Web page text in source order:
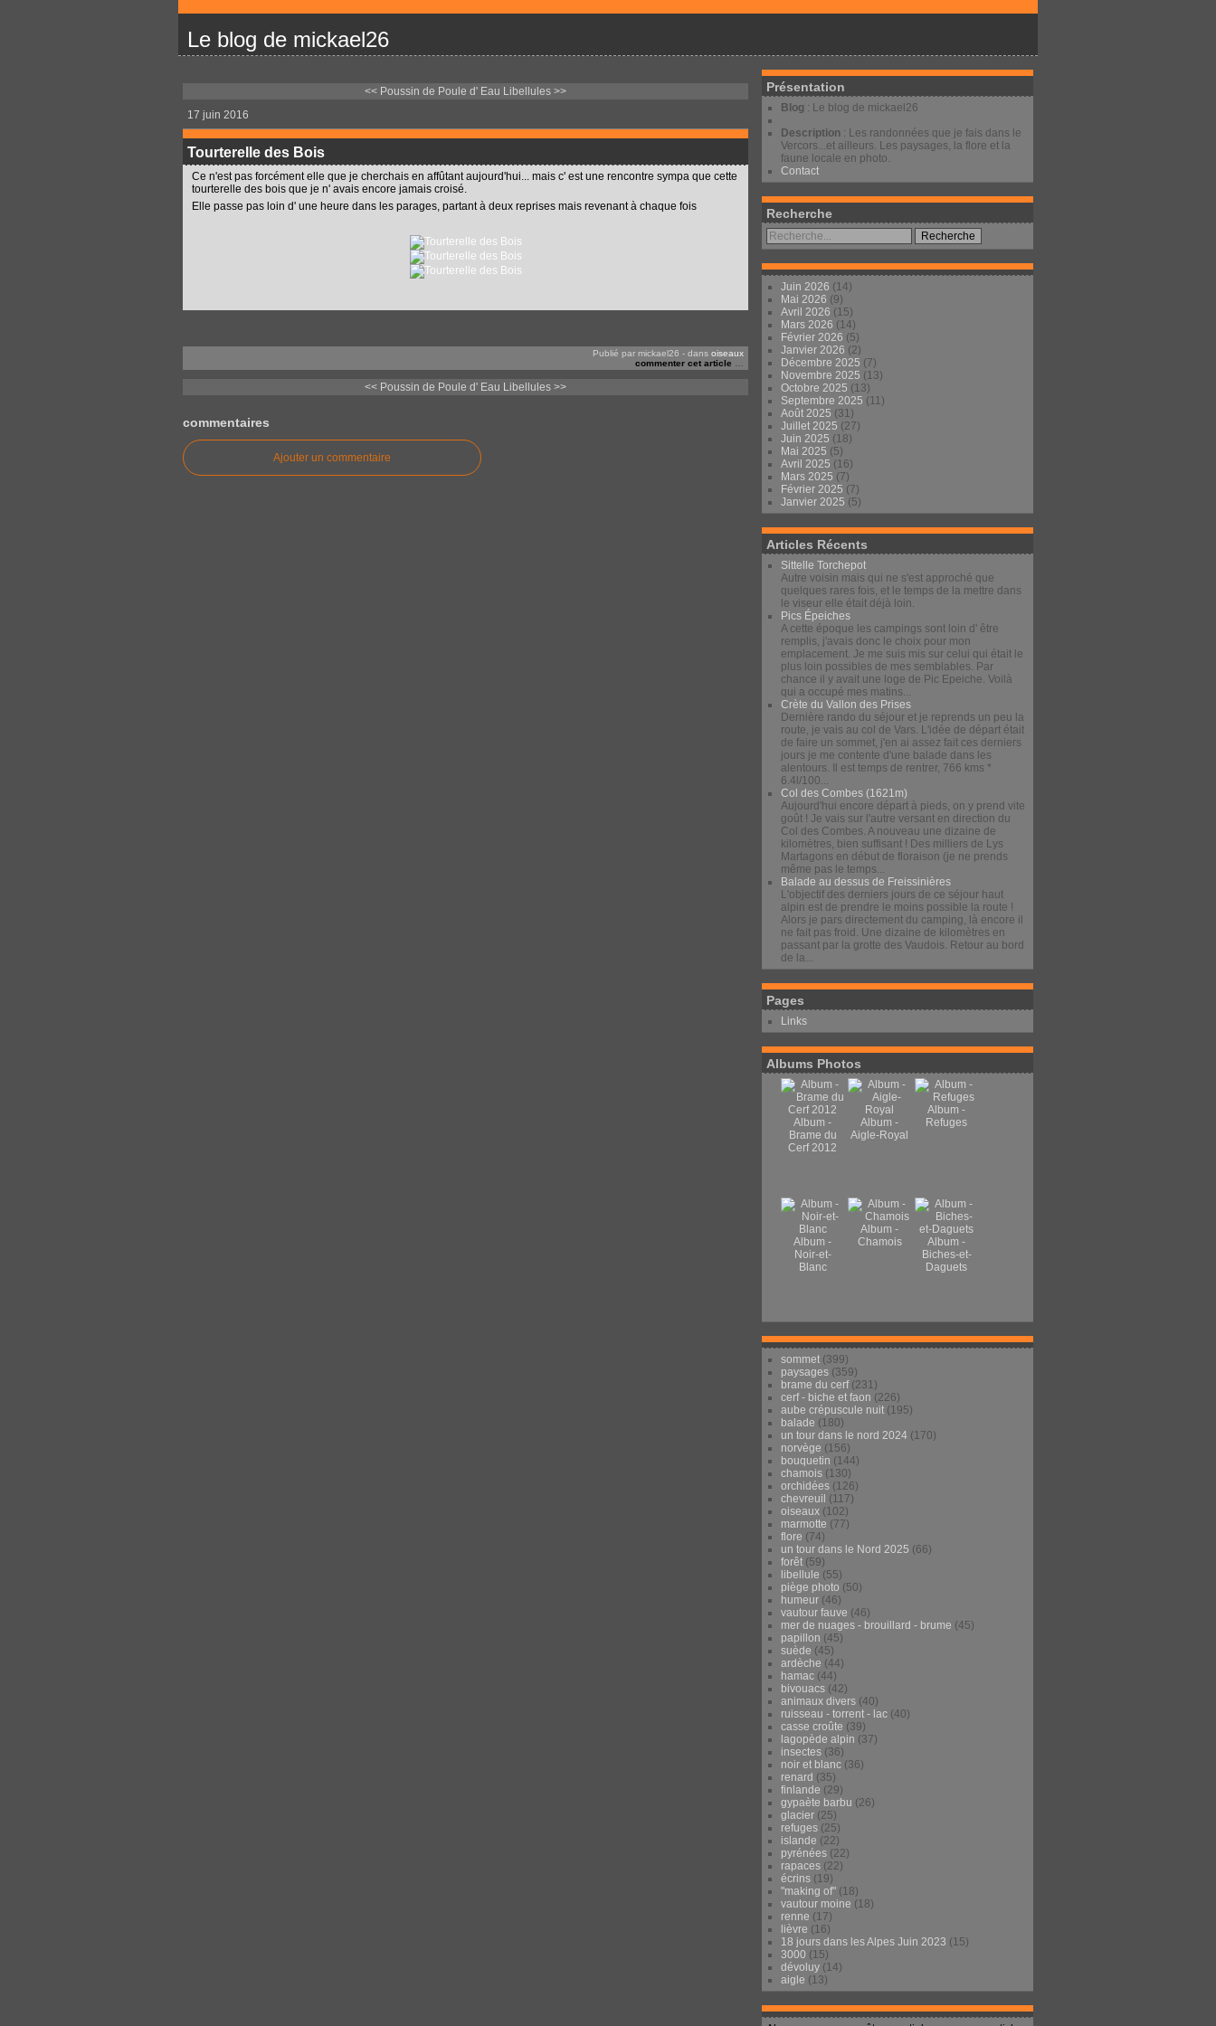
Le blog de mickael26
<< Poussin de Poule d' Eau Libellules >>
17 juin 2016
Tourterelle des Bois
Ce n'est pas forcément elle que je cherchais en affûtant aujourd'hui... mais c' est une rencontre sympa que cette
tourterelle des bois que je n' avais encore jamais croisé.
Elle passe pas loin d' une heure dans les parages, partant à deux reprises mais revenant à chaque fois
Publié par mickael26 - dans oiseaux
commenter cet article
<< Poussin de Poule d' Eau Libellules >>
commentaires
Ajouter un commentaire
Présentation
Blog : Le blog de mickael26
Description : Les randonnées que je fais dans le
Vercors...et ailleurs. Les paysages, la flore et la
faune locale en photo.
Contact
Recherche
Juin 2026 (14)
Mai 2026 (9)
Avril 2026 (15)
Mars 2026 (14)
Février 2026 (5)
Janvier 2026 (2)
Décembre 2025 (7)
Novembre 2025 (13)
Octobre 2025 (13)
Septembre 2025 (11)
Août 2025 (31)
Juillet 2025 (27)
Juin 2025 (18)
Mai 2025 (5)
Avril 2025 (16)
Mars 2025 (7)
Février 2025 (7)
Janvier 2025 (5)
Articles Récents
Sittelle Torchepot
Autre voisin mais qui ne s'est approché que
quelques rares fois, et le temps de la mettre dans
le viseur elle était déjà loin.
Pics Épeiches
A cette époque les campings sont loin d' être
remplis, j'avais donc le choix pour mon
emplacement. Je me suis mis sur celui qui était le
plus loin possibles de mes semblables. Par
chance il y avait une loge de Pic Epeiche. Voilà
qui a occupé mes matins...
Crète du Vallon des Prises
Dernière rando du séjour et je reprends un peu la
route, je vais au col de Vars. L'idée de départ était
de faire un sommet, j'en ai assez fait ces derniers
jours je me contente d'une balade dans les
alentours. Il est temps de rentrer, 766 kms *
6.4l/100...
Col des Combes (1621m)
Aujourd'hui encore départ à pieds, on y prend vite
goût ! Je vais sur l'autre versant en direction du
Col des Combes. A nouveau une dizaine de
kilomètres, bien suffisant ! Des milliers de Lys
Martagons en début de floraison (je ne prends
même pas le temps...
Balade au dessus de Freissinières
L'objectif des derniers jours de ce séjour haut
alpin est de prendre le moins possible la route !
Alors je pars directement du camping, là encore il
ne fait pas froid. Une dizaine de kilomètres en
passant par la grotte des Vaudois. Retour au bord
de la...
Pages
Links
Albums Photos
Album -
Brame du
Cerf 2012
Album -
Aigle-Royal
Album -
Refuges
Album -
Noir-et-
Blanc
Album -
Chamois
Album -
Biches-et-
Daguets
sommet (399)
paysages (359)
brame du cerf(231)
cerf - biche et faon (226)
aube crépuscule nuit (195)
balade (180)
un tour dans le nord 2024 (170)
norvège (156)
bouquetin (144)
chamois (130)
orchidées (126)
chevreuil (117)
oiseaux (102)
marmotte (77)
flore (74)
un tour dans le Nord 2025 (66)
forêt (59)
libellule (55)
piège photo (50)
humeur (46)
vautour fauve (46)
mer de nuages - brouillard - brume (45)
papillon (45)
suède (45)
ardèche (44)
hamac (44)
bivouacs (42)
animaux divers (40)
ruisseau - torrent - lac (40)
casse croûte (39)
lagopède alpin (37)
insectes (36)
noir et blanc (36)
renard (35)
finlande (29)
gypaète barbu (26)
glacier (25)
refuges (25)
islande (22)
pyrénées (22)
rapaces (22)
écrins (19)
"making of" (18)
vautour moine (18)
renne (17)
lièvre (16)
18 jours dans les Alpes Juin 2023 (15)
3000 (15)
dévoluy (14)
aigle (13)